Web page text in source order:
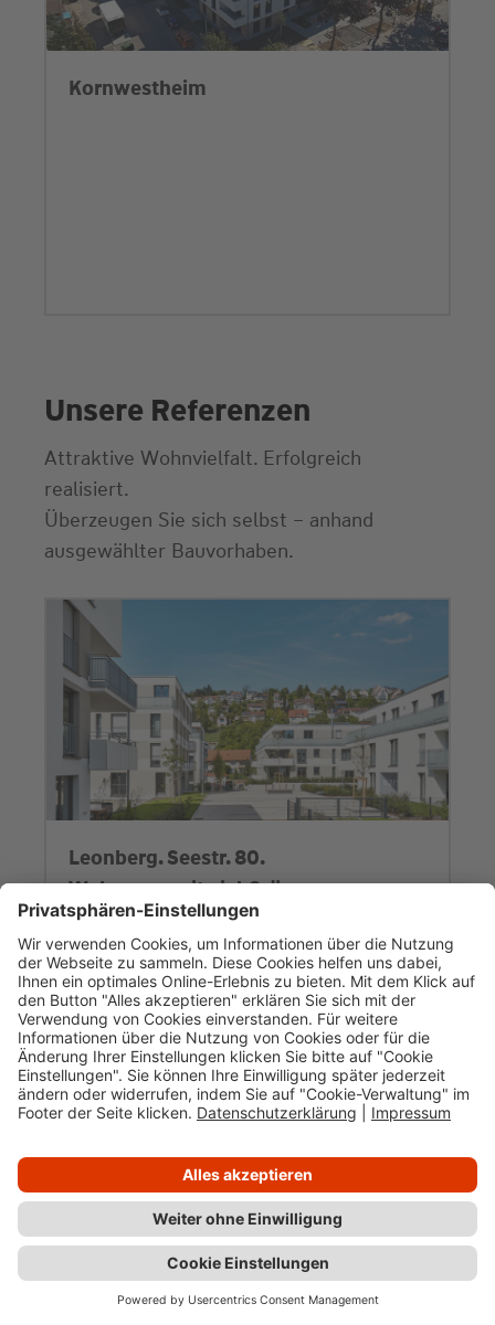
Kornwestheim
Unsere Referenzen
Attraktive Wohnvielfalt. Erfolgreich
realisiert.
Überzeugen Sie sich selbst – anhand
ausgewählter Bauvorhaben.
Leonberg. Seestr. 80.
Wohnoase mit viel Grün.
Zum Objekt
Stuttgart. Urban Living.
Stylische City-Domizile in